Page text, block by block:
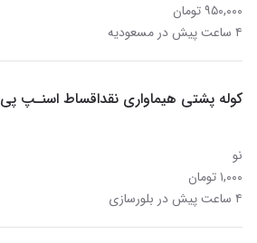
۹۵۰,۰۰۰ تومان
۴ ساعت پیش در مسعودیه
کوله پشتی هیماواری نقداقساط اسنـپ پی
نو
۱,۰۰۰ تومان
۴ ساعت پیش در بلورسازی